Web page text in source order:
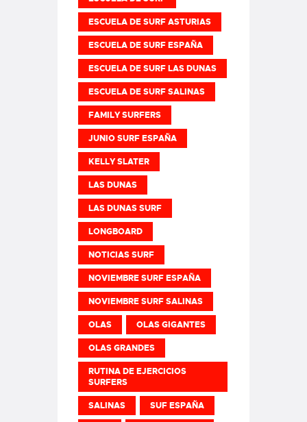
ESCUELA DE SURF ASTURIAS
ESCUELA DE SURF ESPAÑA
ESCUELA DE SURF LAS DUNAS
ESCUELA DE SURF SALINAS
FAMILY SURFERS
JUNIO SURF ESPAÑA
KELLY SLATER
LAS DUNAS
LAS DUNAS SURF
LONGBOARD
NOTICIAS SURF
NOVIEMBRE SURF ESPAÑA
NOVIEMBRE SURF SALINAS
OLAS OLAS GIGANTES
OLAS GRANDES
RUTINA DE EJERCICIOS
SURFERS
SALINAS SUF ESPAÑA